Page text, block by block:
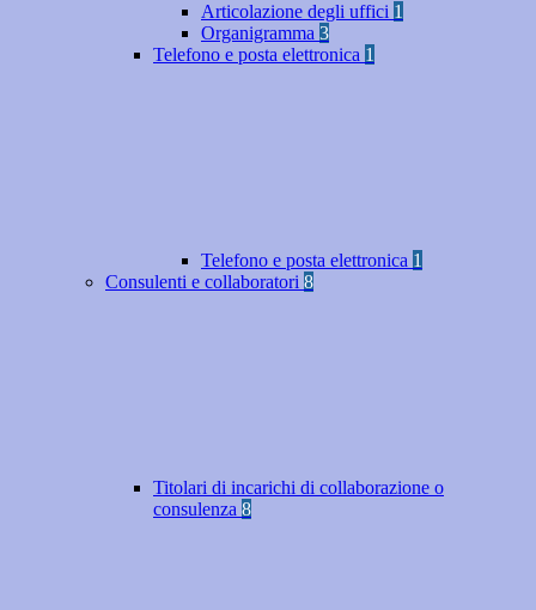
Articolazione degli uffici 1
Organigramma 3
Telefono e posta elettronica 1
Telefono e posta elettronica 1
Consulenti e collaboratori 8
Titolari di incarichi di collaborazione o
consulenza 8